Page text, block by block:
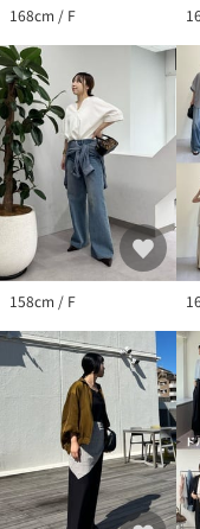
168cm / F
158cm / F